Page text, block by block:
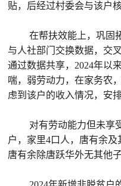
贴，后经过村委会与该户
在帮扶效能上，巩固
与人社部门交换数据，交
通过数据共享，2024年以
喘，弱劳动力，在家务农
虑到该户的收入情况，安
对有劳动能力但未享
户，家里4口人，唐有余
唐有余除唐跃华外无其他